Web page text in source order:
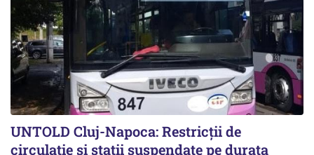
UNTOLD Cluj-Napoca: Restricții de
circulație și stații suspendate pe durata